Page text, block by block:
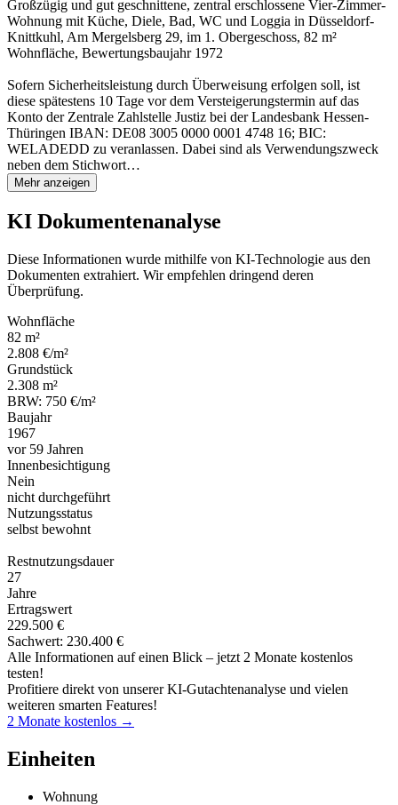
Großzügig und gut geschnittene, zentral erschlossene Vier-Zimmer-
Wohnung mit Küche, Diele, Bad, WC und Loggia in Düsseldorf-
Knittkuhl, Am Mergelsberg 29, im 1. Obergeschoss, 82 m²
Wohnfläche, Bewertungsbaujahr 1972
Sofern Sicherheitsleistung durch Überweisung erfolgen soll, ist
diese spätestens 10 Tage vor dem Versteigerungstermin auf das
Konto der Zentrale Zahlstelle Justiz bei der Landesbank Hessen-
Thüringen IBAN: DE08 3005 0000 0001 4748 16; BIC:
WELADEDD zu veranlassen. Dabei sind als Verwendungszweck
neben dem Stichwort…
Mehr anzeigen
KI Dokumentenanalyse
Diese Informationen wurde mithilfe von KI-Technologie aus den
Dokumenten extrahiert. Wir empfehlen dringend deren
Überprüfung.
Wohnfläche
82 m²
2.808 €/m²
Grundstück
2.308 m²
BRW: 750 €/m²
Baujahr
1967
vor 59 Jahren
Innenbesichtigung
Nein
nicht durchgeführt
Nutzungsstatus
selbst bewohnt
Restnutzungsdauer
27
Jahre
Ertragswert
229.500 €
Sachwert: 230.400 €
Alle Informationen auf einen Blick – jetzt 2 Monate kostenlos
testen!
Profitiere direkt von unserer KI-Gutachtenanalyse und vielen
weiteren smarten Features!
2 Monate kostenlos →
Einheiten
Wohnung